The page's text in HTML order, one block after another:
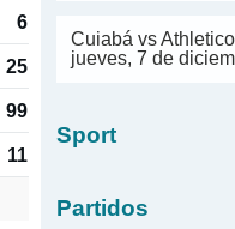
6
25
99
11
Cuiabá vs
jueves, 7 de
Sport
Partidos